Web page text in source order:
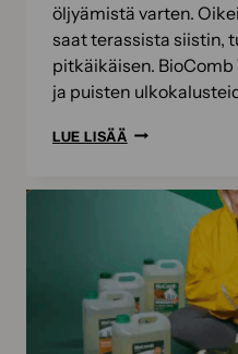
öljyämistä varten.
saat terassista siistin,
pitkäikäisen.
ja puisten
LUE LISÄÄ TERASSIN
VINKEILLÄ